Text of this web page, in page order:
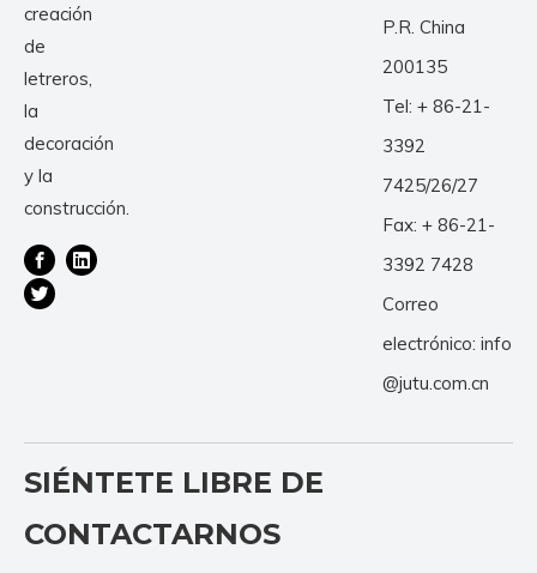
creación
de
letreros,
la
decoración
y la
construcción.
P.R. China
200135
Tel: + 86-21-
3392
7425/26/27
Fax: + 86-21-
3392 7428
Correo
electrónico: info
@jutu.com.cn
SIÉNTETE LIBRE DE
CONTACTARNOS